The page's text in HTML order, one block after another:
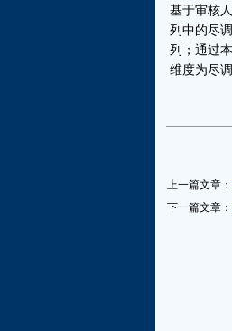
基于审核
列中的尽
列；通过
维度为尽
上一篇文章：
下一篇文章：